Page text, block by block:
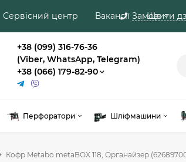
Замовити
Сервісний центр Вакансії Ще
+38 (099) 316-76-36
(Viber, WhatsApp, Telegram)
+38 (066) 179-82-90
Перфоратори Шліфмашини
Кофр Metabo metaBOX 118, Органайзер